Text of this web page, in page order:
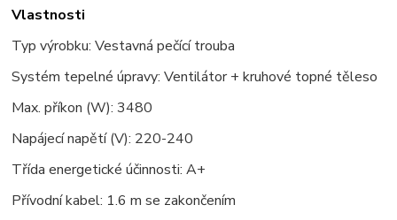
Vlastnosti
Typ výrobku: Vestavná pečící trouba
Systém tepelné úpravy: Ventilátor + kruhové topné těleso
Max. příkon (W): 3480
Napájecí napětí (V): 220-240
Třída energetické účinnosti: A+
Přívodní kabel: 1.6 m se zakončením